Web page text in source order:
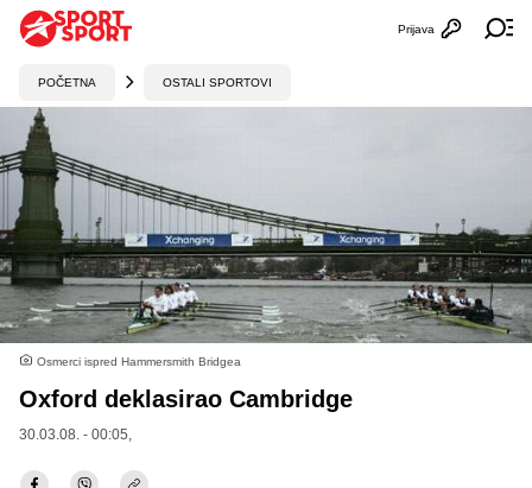
Otvori
Prijava
POČETNA OSTALI SPORTOVI
Osmerci ispred Hammersmith Bridgea
Oxford deklasirao Cambridge
30.03.08. - 00:05,